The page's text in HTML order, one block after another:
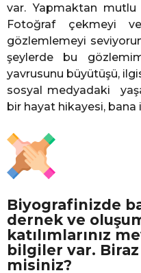
var. Yapmaktan
Fotoğraf çekmeyi
gözlemlemeyi
şeylerde bu
yavrusunu büyütüşü,
sosyal medyadaki
bir hayat hikayesi,
Biyografinizde
dernek ve
katılımlarınız
bilgiler var.
misiniz?